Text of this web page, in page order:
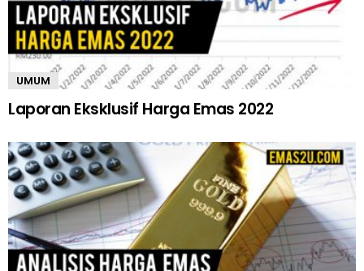
UMUM
Laporan Eksklusif Harga Emas 2022